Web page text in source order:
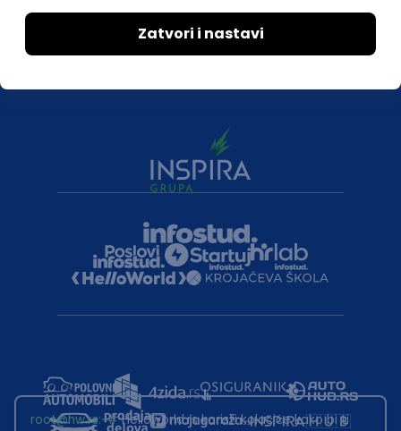
Druželjubivi smo!
root@hw.rs:~#Helloworld.rs koristi kolačiće kako bi ti